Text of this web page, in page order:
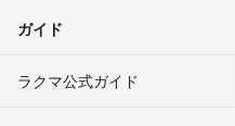
ガイド
ラクマ公式ガイド